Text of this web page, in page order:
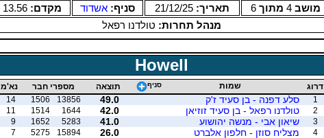
מושב 4 מתוך 6 תאריך: 21/12/25 סניף: אשדוד מקדם:13.56
מנהל תחרות: טולדנו רפאל
Howell
דרוג שמות סניף תוצאה מספרי חבר
נא'מ
1
סלע דפנה - בן סעיד ז'ק 49.0
13856
1506
14
2
טולדנו רפאל - בן סעיד זוזיאן 42.0
1644
1514
11
3
שיאון אבי - מנשה יהושוע 41.0
5283
1652
9
4
מצליח סוזן - חלפון אלברט 26.0
15894
5275
7